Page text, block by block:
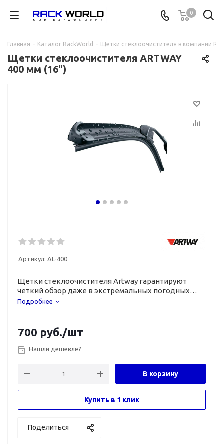
0
Главная - Каталог RackWorld - Щетки стеклоочистителя в компании
Щетки стеклоочистителя ARTWAY
400 мм (16")
Артикул: AL-400
Щетки стеклоочистителя Artway гарантируют
четкий обзор даже в экстремальных погодных
условиях.
Подробнее
700 руб./шт
Нашли дешевле?
В корзину
Купить в 1 клик
Поделиться